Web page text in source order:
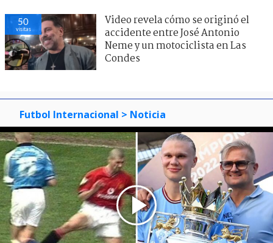
50
visitas
Video revela cómo se originó el
accidente entre José Antonio
Neme y un motociclista en Las
Condes
Futbol Internacional > Noticia